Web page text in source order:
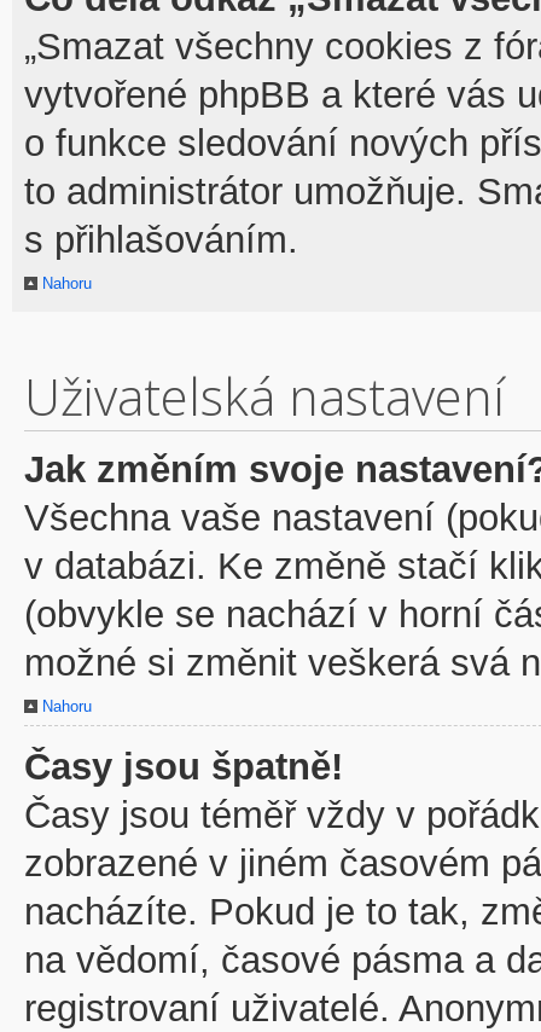
„Smazat všechny cookies z
vytvořené phpBB a které vás
o funkce sledování nových
to administrátor umožňuje.
s přihlašováním.
Nahoru
Uživatelská nastavení
Jak změním svoje
Všechna vaše nastavení
v databázi. Ke změně stačí
(obvykle se nachází v horní
možné si změnit veškerá svá
Nahoru
Časy jsou špatně!
Časy jsou téměř vždy v
zobrazené v jiném časovém
nacházíte. Pokud je to tak,
na vědomí, časové pásma a
registrovaní uživatelé.